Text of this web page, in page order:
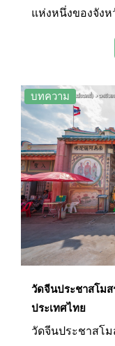
แห่งหนึ่งของจังห
ภายในอย่างวิจิต
ปางมารวิชัยที่ปร
นอกจากนี้ภายใ
สมเด็จพระเจ้า
ชัยชนะในการป
ด้วย
บทความ
วัดจีนประชาสโมส
ประเทศไทย
วัดจีนประชาสโม